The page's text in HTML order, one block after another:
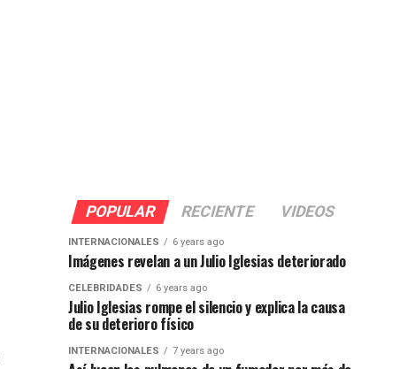
POPULAR RECIENTE VIDEOS
INTERNACIONALES 6 years ago
Imágenes revelan a un Julio Iglesias deteriorado
CELEBRIDADES 6 years ago
Julio Iglesias rompe el silencio y explica la causa
de su deterioro físico
INTERNACIONALES 7 years ago